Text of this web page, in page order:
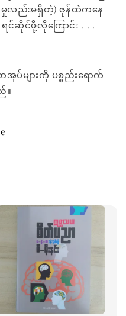
ည်းမရှိတဲ့) ဇုန်ထဲကနေ
င်ဆိုင်ဖို့လိုကြောင်း . . .
ပ်များကို ပစ္စည်းရောက်
။